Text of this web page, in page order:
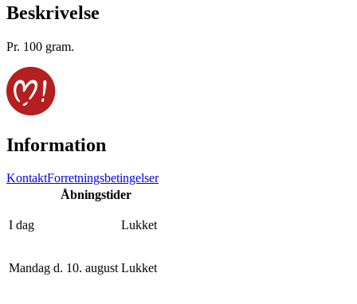
Beskrivelse
Pr. 100 gram.
Information
KontaktForretningsbetingelser
Åbningstider
I dag Lukket
Mandag d. 10. august Lukket